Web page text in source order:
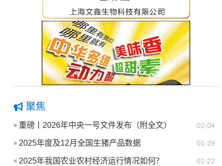
聚焦
02-04
重磅丨2026年中央一号文件发布（附全文）
01-29
2025年度及12月全国生猪产品数据
01-22
2025年我国农业农村经济运行情况如何？